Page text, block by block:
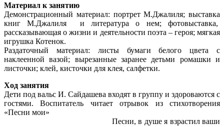
Материал к занятию
Демонстрационный материал: портрет М.Джалиля; выставка
книг М.Джалиля и литература о нем; фотовыставка,
рассказывающая о жизни и деятельности поэта – героя; мягкая
игрушка Котенок.
Раздаточный материал: листы бумаги белого цвета с
наклеенной вазой; вырезанные заранее детьми ромашки и
листочки; клей, кисточки для клея, салфетки.
Ход занятия
Дети под вальс И. Сайдашева входят в группу и здороваются с
гостями. Воспитатель читает отрывок из стихотворения
«Песни мои»
Песни, в душе я взрастил ваши